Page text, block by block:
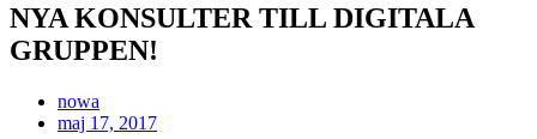
NYA KONSULTER TILL DIGITALA
GRUPPEN!
nowa
maj 17, 2017